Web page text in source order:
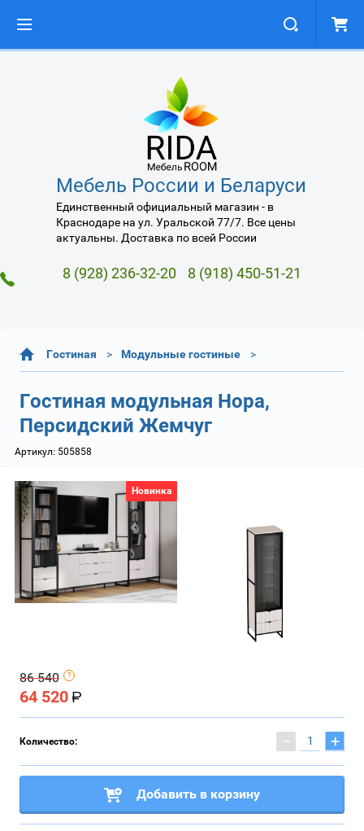
Мебель России и Беларуси
Единственный официальный магазин - в
Краснодаре на ул. Уральской 77/7. Все цены
актуальны. Доставка по всей России
8 (928) 236-32-20 8 (918) 450-51-21
Гостиная Модульные гостиные
Гостиная модульная Нора,
Персидский Жемчуг
Артикул: 505858
Новинка
86 540
64 520
Количество: − +
Добавить в корзину